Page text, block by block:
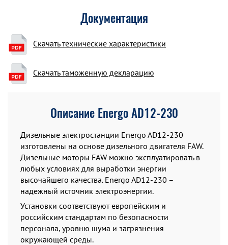
Документация
Скачать технические характеристики
Скачать таможенную декларацию
Описание Energo AD12-230
Дизельные электростанции Energo AD12-230
изготовлены на основе дизельного двигателя FAW.
Дизельные моторы FAW можно эксплуатировать в
любых условиях для выработки энергии
высочайшего качества. Energo AD12-230 –
надежный источник электроэнергии.
Установки соответствуют европейским и
российским стандартам по безопасности
персонала, уровню шума и загрязнения
окружающей среды.